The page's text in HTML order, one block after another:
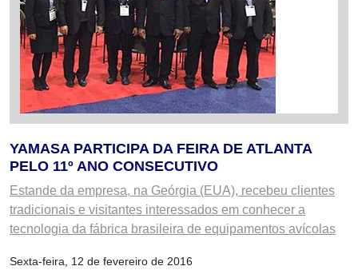
YAMASA PARTICIPA DA FEIRA DE ATLANTA
PELO 11º ANO CONSECUTIVO
Estande da empresa, na Geórgia (EUA), recebeu clientes
tradicionais e visitantes interessados em conhecer a
tecnologia da fábrica brasileira de equipamentos avícolas
Sexta-feira, 12 de fevereiro de 2016